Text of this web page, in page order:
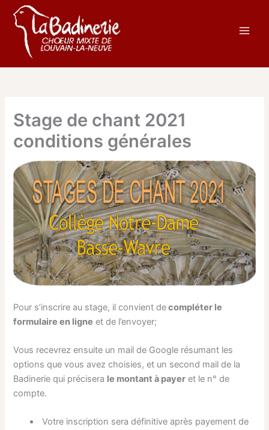
contenu
Stage de chant 2021
conditions générales
Pour s’inscrire au stage, il convient decompléter le
formulaire en ligne et de l’envoyer;
Vous recevrez ensuite un mail de Google résumant les
options que vous avez choisies, et un second mail de la
Badinerie qui précisera le montant à payer et le n° de
compte.
Votre inscription sera définitive après payement de